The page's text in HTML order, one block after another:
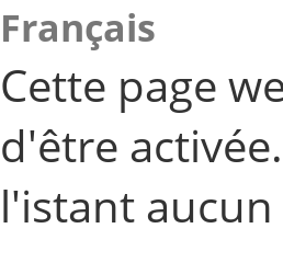
Français
Cette page
d'être
l'istant